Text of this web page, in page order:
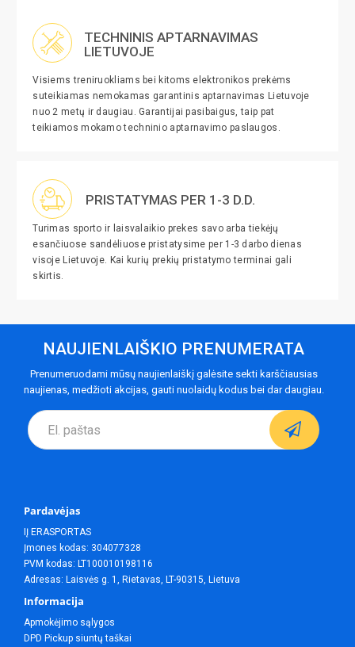
TECHNINIS APTARNAVIMAS
LIETUVOJE
Visiems treniruokliams bei kitoms elektronikos prekėms
suteikiamas nemokamas garantinis aptarnavimas Lietuvoje
nuo 2 metų ir daugiau. Garantijai pasibaigus, taip pat
teikiamos mokamo techninio aptarnavimo paslaugos.
PRISTATYMAS PER 1-3 D.D.
Turimas sporto ir laisvalaikio prekes savo arba tiekėjų
esančiuose sandėliuose pristatysime per 1-3 darbo dienas
visoje Lietuvoje. Kai kurių prekių pristatymo terminai gali
skirtis.
NAUJIENLAIŠKIO PRENUMERATA
Prenumeruodami mūsų naujienlaiškį galėsite sekti karščiausias
naujienas, medžioti akcijas, gauti nuolaidų kodus bei dar daugiau.
Pardavėjas
IĮ ERASPORTAS
Įmones kodas: 304077328
PVM kodas: LT100010198116
Adresas: Laisvės g. 1, Rietavas, LT-90315, Lietuva
Informacija
Apmokėjimo sąlygos
DPD Pickup siuntų taškai